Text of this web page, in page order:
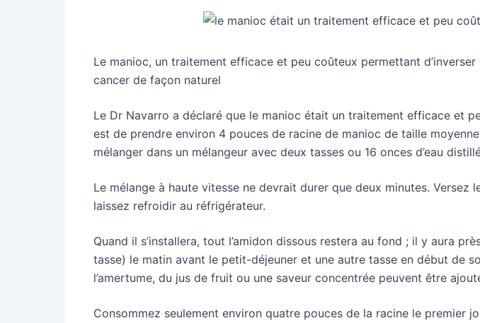
Le manioc, un traitement efficace et peu coûteux permettant
cancer de façon naturel
Le Dr Navarro a déclaré que le manioc était un traitement efficace et
est de prendre environ 4 pouces de racine de manioc de taille
mélanger dans un mélangeur avec deux tasses ou 16 onces d’eau
Le mélange à haute vitesse ne devrait durer que deux minutes.
laissez refroidir au réfrigérateur.
Quand il s’installera, tout l’amidon dissous restera au fond ; il y aura
tasse) le matin avant le petit-déjeuner et une autre tasse en début de
l’amertume, du jus de fruit ou une saveur concentrée peuvent être
Consommez seulement environ quatre pouces de la racine le premier